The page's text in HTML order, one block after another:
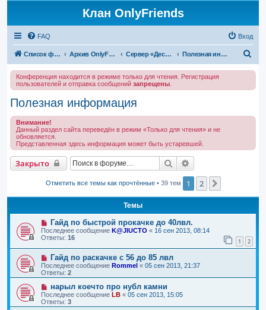
Клан OnlyFriends
FAQ Вход
Список форумов Архив OnlyFriends Сервер «Десперион» Полезная информация
Конференция находится в режиме только для чтения. Регистрация
пользователей и отправка сообщений запрещены
Полезная информация
Внимание!
Данный раздел сайта переведён в режим «Только для чтения» и не
обновляется.
Представленная здесь информация может быть устаревшей.
Закрыто Поиск
Отметить все темы как прочтённые• 39 тем 1 2
Темы
Гайд по быстрой прокачке до 40лвл.
Последнее сообщение K@JIUCTO « 16 сен 2013, 08:14
Ответы: 16 1 2
Гайд по раскачке с 56 до 85 лвл
Последнее сообщение Rommel « 05 сен 2013, 21:37
Ответы: 2
нарыл коечто про нубл камни
Последнее сообщение LB « 05 сен 2013, 15:05
Ответы: 3